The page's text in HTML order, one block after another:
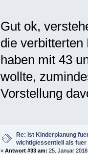
Gut ok,
die verbitterten
haben mit 43
wollte,
Vorstellung
Re: Ist Kinderplanung
wichtig/essentiell als fuer
« Antwort #33 am: 25. Januar